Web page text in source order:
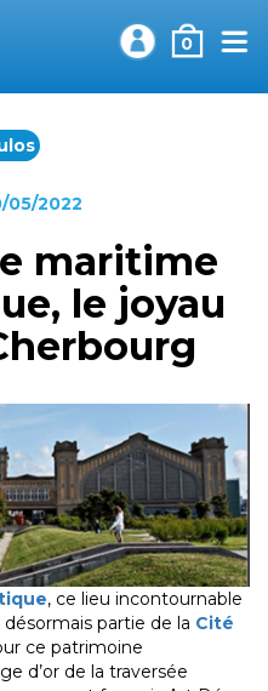
0
05/2022
maritime
le joyau
, ce lieu incontournable
partie de la Cité
ce patrimoine
d’or de la traversée